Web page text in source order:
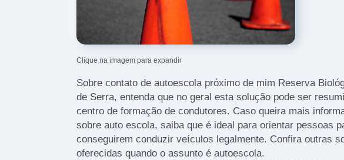
Clique na imagem para expandir
Sobre contato de autoescola próximo de mim Reserva
de Serra, entenda que no geral esta solução pode ser
centro de formação de condutores. Caso queira mais
sobre auto escola, saiba que é ideal para orientar pessoas
conseguirem conduzir veículos legalmente. Confira outras
oferecidas quando o assunto é autoescola.